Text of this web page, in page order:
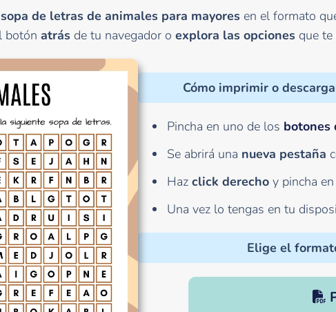
sopa de letras de animales para mayores en el formato
botón atrás de tu navegador o explora las opciones que
Cómo imprimir o
Pincha en uno de los botones
Se abrirá una nueva pestaña
Hazclick derecho y pincha
Una vez lo tengas en tu
Elige el